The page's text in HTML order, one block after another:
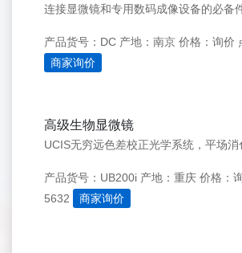
连接显微镜和专用数码成像设备的必备件
产品货号：DC 产地：南京 价格：询价
商家询价
高级生物显微镜
UCIS无穷远色差校正光学系统，平场消
产品货号：UB200i 产地：重庆 价格：
5632
商家询价